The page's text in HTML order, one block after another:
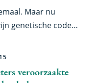
dood van
team onder
voor Ecologie
biologisch
Maar nu
genetische code
aan een
– wat je op je
een opvallende
veroorzaakte